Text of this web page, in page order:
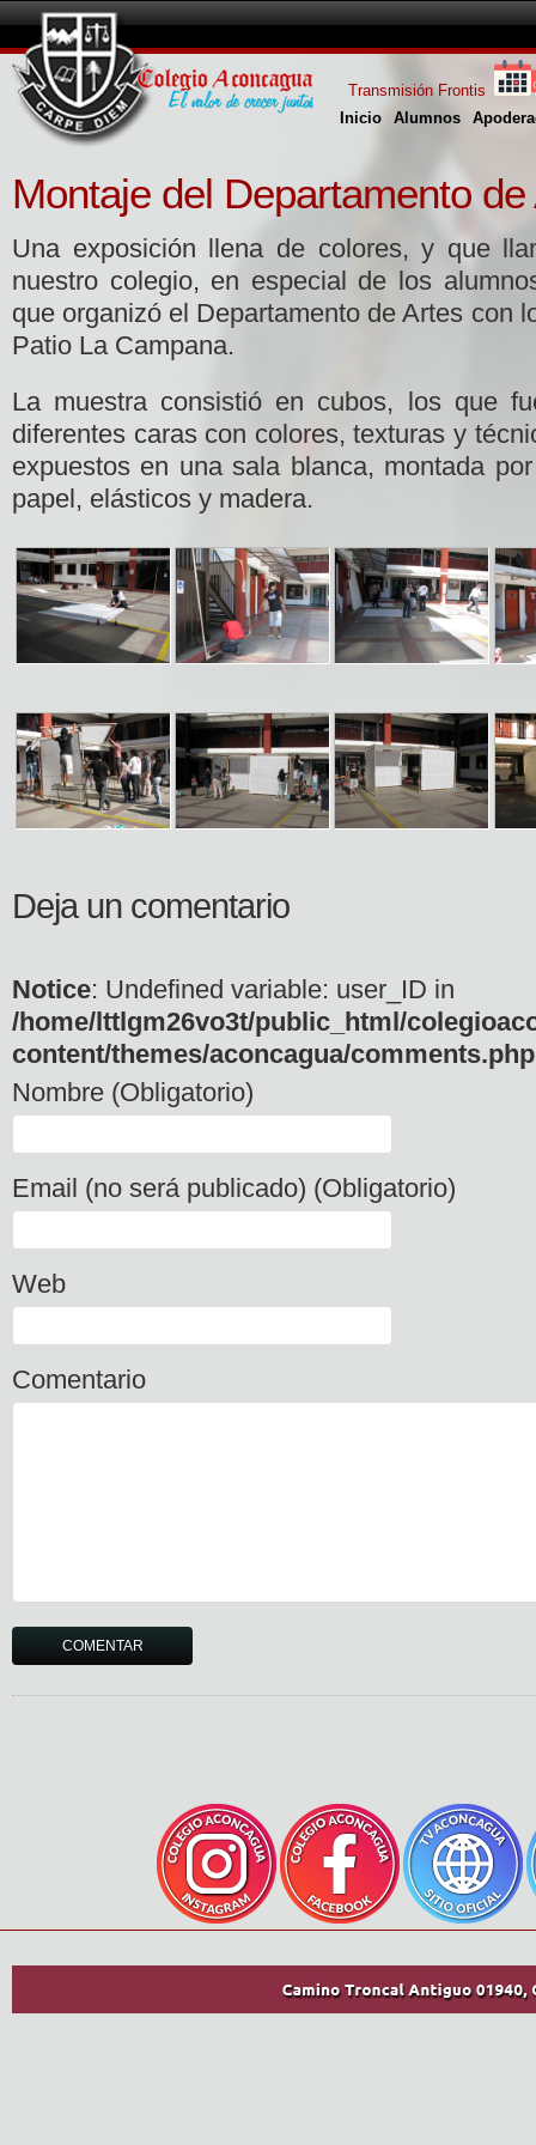
Inicio Alumnos
Transmisión Frontis
Montaje del Departamento de
Una exposición llena de colores, y que
nuestro colegio, en especial de los
que organizó el Departamento de Artes con
Patio La Campana.
La muestra consistió en cubos, los que
diferentes caras con colores, texturas y
expuestos en una sala blanca, montada
papel, elásticos y madera.
Deja un comentario
Notice: Undefined variable: user_ID in
/home/lttlgm26vo3t/public_html/
content/themes/aconcagua/comments.php
Nombre (Obligatorio)
Email (no será publicado) (Obligatorio)
Web
Comentario